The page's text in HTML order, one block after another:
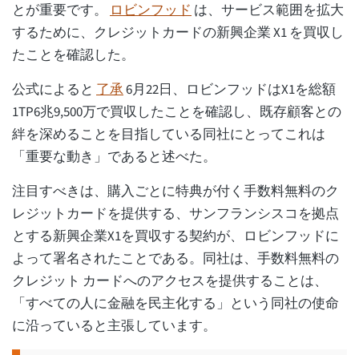
とが重要です。 ロビンフッドは、サービス範囲を拡大
するために、クレジットカードの新興企業 X1 を買収し
たことを確認した。
公式によると 了承6月22日、ロビンフッドはX1を総額
1TP6兆9,500万で買収したことを確認し、既存顧客との
絆を深めることを目指している同社にとってこれは
「重要な動き」であると述べた。
注目すべきは、購入ごとに特典が付く手数料無料のク
レジットカードを提供する、サンフランシスコを拠点
とする新興企業X1を買収する契約が、ロビンフッドに
よって署名されたことである。同社は、手数料無料の
クレジット カードへのアクセスを提供することは、
「すべての人に金融を民主化する」という同社の使命
に沿っていると主張しています。